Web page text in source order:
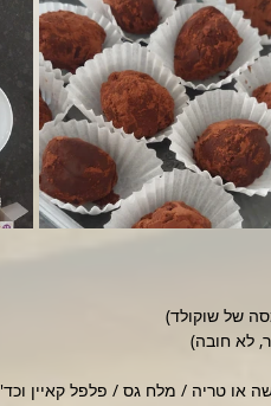
או טריה / מלח גס / פלפל קאיין וכד'